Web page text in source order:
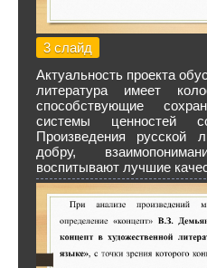
3 слайд
Актуальность проекта
литература имеет
способствующие
системы ценностей
Произведения русской
добру,
воспитывают лучшие